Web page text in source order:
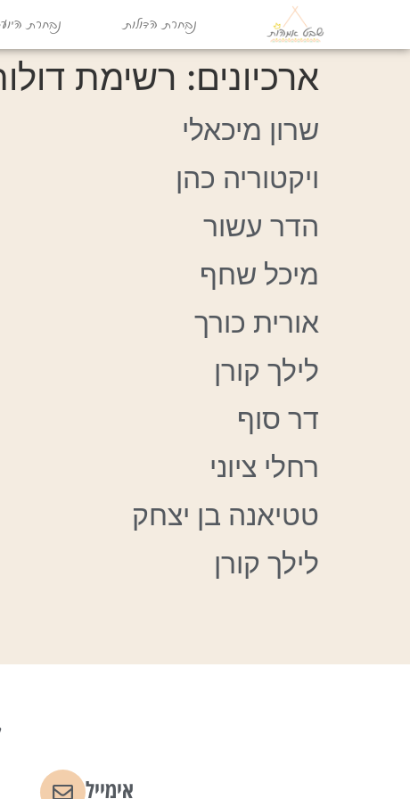
נבחרת הדולות נבחרת
ארכיונים: רשימת
שרון מיכאלי
ויקטוריה כהן
הדר עשור
מיכל שחף
אורית כורך
לילך קורן
דר סוף
רחלי ציוני
טטיאנה בן יצחק
לילך קורן
אימייל